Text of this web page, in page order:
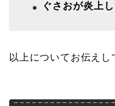
ぐさおが炎上し
以上についてお伝えし